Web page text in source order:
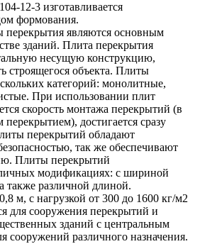
12-3 изготавливается
формования.
перекрытия являются основным
зданий. Плита перекрытия
несущую конструкцию,
строящегося объекта. Плиты
категорий: монолитные,
При использовании плит
скорость монтажа перекрытий (в
достигается сразу
перекрытий обладают
так же обеспечивают
Плиты перекрытий
модификациях: с шириной
также различной длиной.
м, с нагрузкой от 300 до 1600 кг/м2
для сооружения перекрытий и
зданий с центральным
сооружений различного назначения.